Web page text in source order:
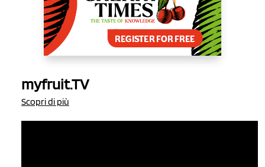
myfruit.TV
Scopri di più